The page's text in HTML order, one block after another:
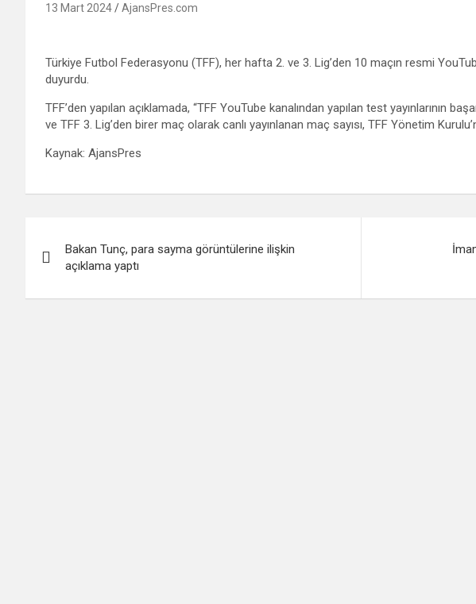
13 Mart 2024 AjansPres.com
Türkiye Futbol Federasyonu (TFF), her hafta 2. ve 3. Lig’den 10 maçın resmi
duyurdu.
TFF’den yapılan açıklamada, “TFF YouTube kanalından yapılan test yayınlarının
ve TFF 3. Lig’den birer maç olarak canlı yayınlanan maç sayısı, TFF Yönetim
Kaynak: AjansPres
gezinmesi
Bakan Tunç, para sayma görüntülerine ilişkin
açıklama yaptı